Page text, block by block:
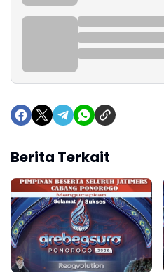
Berita Terkait